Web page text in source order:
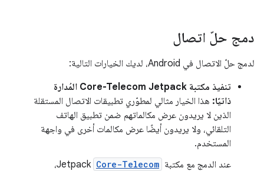
دمج حلّ اتصال
لدمج حلّ الاتصال في Android، لديك الخيارات التالية:
تنفيذ مكتبة Core-Telecom Jetpack المُدارة
ذاتيًا: هذا الخيار مثالي لمطوّري تطبيقات الاتصال المستقلة
الذين لا يريدون عرض مكالماتهم ضمن تطبيق الهاتف
التلقائي، ولا يريدون أيضًا عرض مكالمات أخرى في واجهة
المستخدم.
عند الدمج مع مكتبة Core-Telecom
Jetpack،